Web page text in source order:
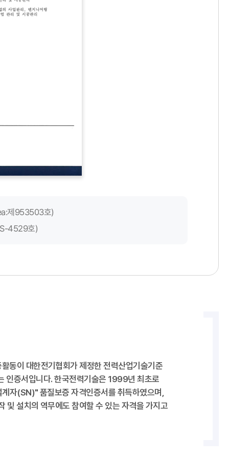
제953503호)
4529호)
동이 대한전기협회가 제정한 전력산업기술기준
증서입니다. 한국전력기술은 1999년 최초로
자(SN)" 품질보증 자격인증서를 취득하였으며,
및 설치의 역무에도 참여할 수 있는 자격을 가지고